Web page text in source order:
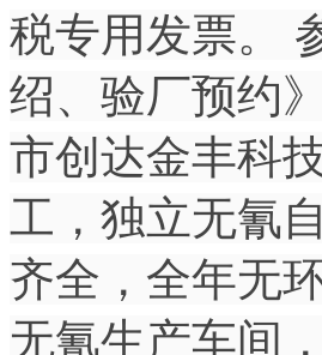
税专用发票。
绍、验厂预约》
市创达金丰科
工，独立无氰
齐全，全年无
无氰生产车间